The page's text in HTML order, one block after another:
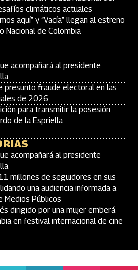
climáticos actuales
aquí” y “Vacía” llegan al estreno
Nacional de Colombia
acompañará al presidente
presunto fraude electoral en las
de 2026
para transmitir la posesión
de la Espriella
acompañará al presidente
millones de seguidores en sus
una audiencia informada a
Medios Públicos
dirigido por una mujer emberá
en festival internacional de cine